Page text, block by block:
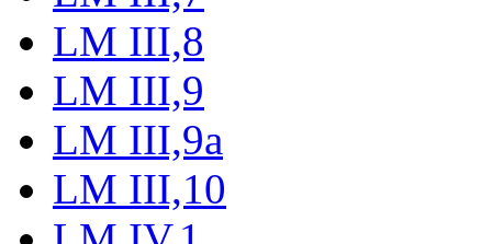
LM III,8
LM III,9
LM III,9a
LM III,10